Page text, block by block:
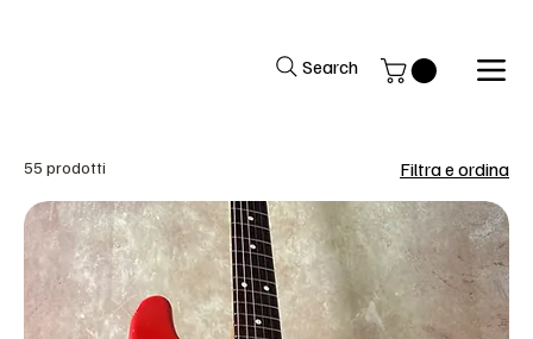
Search
55 prodotti Filtra e ordina